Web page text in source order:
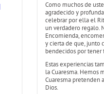
Como muchos de
agradecido y
celebrar por ella el
un verdadero regalo.
Encomienda,
y cierta de que, junto
bendecidos por tener
Estas experiencias
la Cuaresma. Hemos
Cuaresma pretenden
Dios.